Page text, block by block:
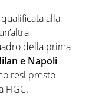
alla
della prima
e Napoli
resi presto